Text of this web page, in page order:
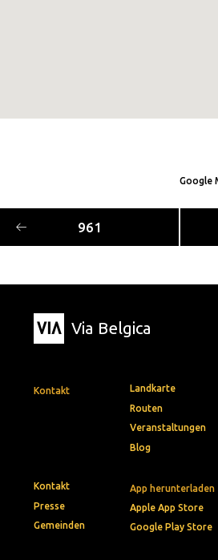
Google
961
Via Belgica
Kontakt
App herunterladen
Apple App Store
Google Play Store
Landkarte
Routen
Veranstaltungen
Blog
Kontakt
Presse
Gemeinden